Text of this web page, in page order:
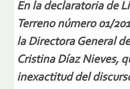
En la declaratoria de
Terreno número 01/
la Directora General
Cristina Díaz Nieves,
inexactitud del